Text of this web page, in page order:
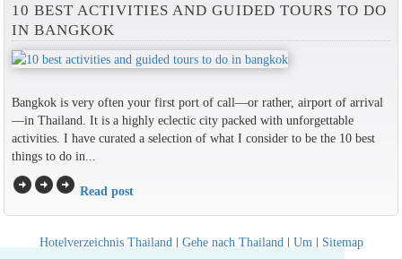
10 BEST ACTIVITIES AND GUIDED TOURS TO DO
IN BANGKOK
Bangkok is very often your first port of call—or rather, airport of arrival
—in Thailand. It is a highly eclectic city packed with unforgettable
activities. I have curated a selection of what I consider to be the 10 best
things to do in...
arrow_circle_rightarrow_circle_rightarrow_circle_right Read post
Hotelverzeichnis Thailand | Gehe nach Thailand | Um | Sitemap